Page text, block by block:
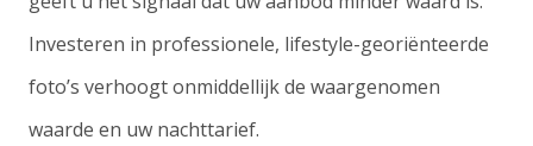
Investeren in professionele, lifestyle-georiënteerde
foto’s verhoogt onmiddellijk de waargenomen
waarde en uw nachttarief.